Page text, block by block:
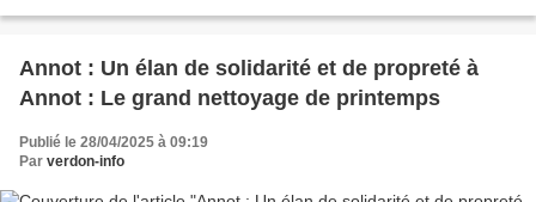
Annot : Un élan de solidarité et de propreté à
Annot : Le grand nettoyage de printemps
Publié le 28/04/2025 à 09:19
Par verdon-info